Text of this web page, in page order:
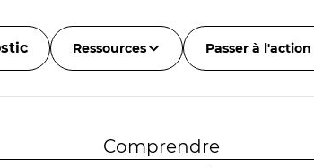
Ressources Passer à l'action
Comprendre